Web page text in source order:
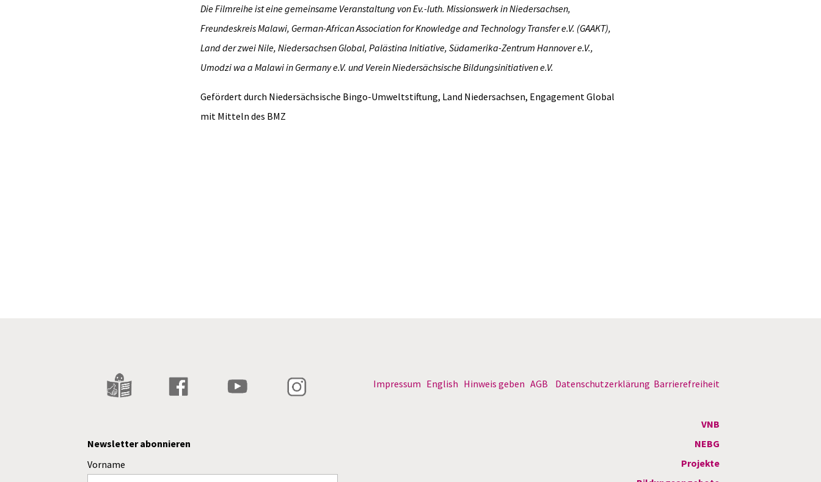
Die Filmreihe ist eine gemeinsame Veranstaltung von Ev.-luth. Missionswerk in Niedersachsen,
Freundeskreis Malawi, German-African Association for Knowledge and Technology Transfer e.V. (GAAKT),
Land der zwei Nile, Niedersachsen Global, Palästina Initiative, Südamerika-Zentrum Hannover e.V.,
Umodzi wa a Malawi in Germany e.V. und Verein Niedersächsische Bildungsinitiativen e.V.
Gefördert durch Niedersächsische Bingo-Umweltstiftung, Land Niedersachsen, Engagement Global
mit Mitteln des BMZ
Impressum English Hinweis geben AGB Datenschutzerklärung Barrierefreiheit
Newsletter abonnieren
Vorname
VNB
NEBG
Projekte